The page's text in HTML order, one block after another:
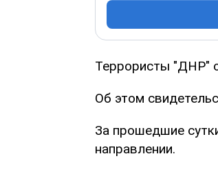
Террористы "ДНР"
Об этом
За прошедшие
направлении.